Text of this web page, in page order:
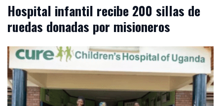
Hospital infantil recibe 200 sillas de
ruedas donadas por misioneros